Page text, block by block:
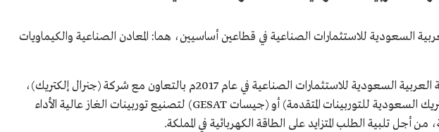
السعودية للاستثمارات الصناعية في قطاعين أساسيين، هما: المعادن الصناعية والكيماويات
وقد أسست الشركة العربية السعودية للاستثمارات الصناعية في عام 2017م بالتعاون مع شركة (جنرال إلكتريك)،
مشروع (جنرال إلكتريك السعودية للتوربينات المتقدمة) أو (جيسات GESAT) لتصنيع توربينات الغاز عالية الأداء
من أجل تلبية الطلب المتزايد على الطاقة الكهربائية في المملكة.